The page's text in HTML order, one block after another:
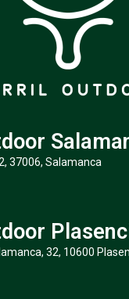
37006, Salamanca
32, 10600